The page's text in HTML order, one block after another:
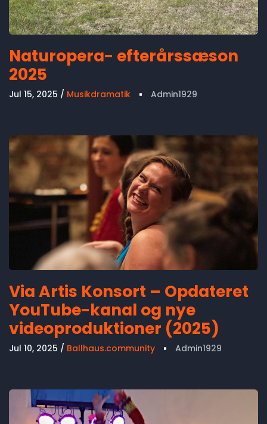
Naturopera- efterårssæson
2025
Jul 15, 2025 Musikdramatik Admin1929
Via Artis Konsort – Opdateret
YouTube-kanal og nye
videoproduktioner (2025)
Jul 10, 2025 Ballhaus.community Admin1929